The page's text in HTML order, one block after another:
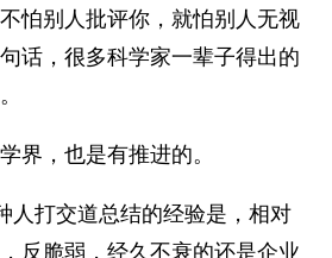
怕别人批评你，就怕别人无视
话，很多科学家一辈子得出的
界，也是有推进的。
人打交道总结的经验是，相对
反脆弱，经久不衰的还是企业